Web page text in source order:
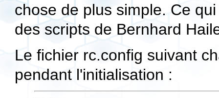
chose de plus simple. Ce
des scripts de Bernhard
Le fichier rc.config suivant
pendant l'initialisation :